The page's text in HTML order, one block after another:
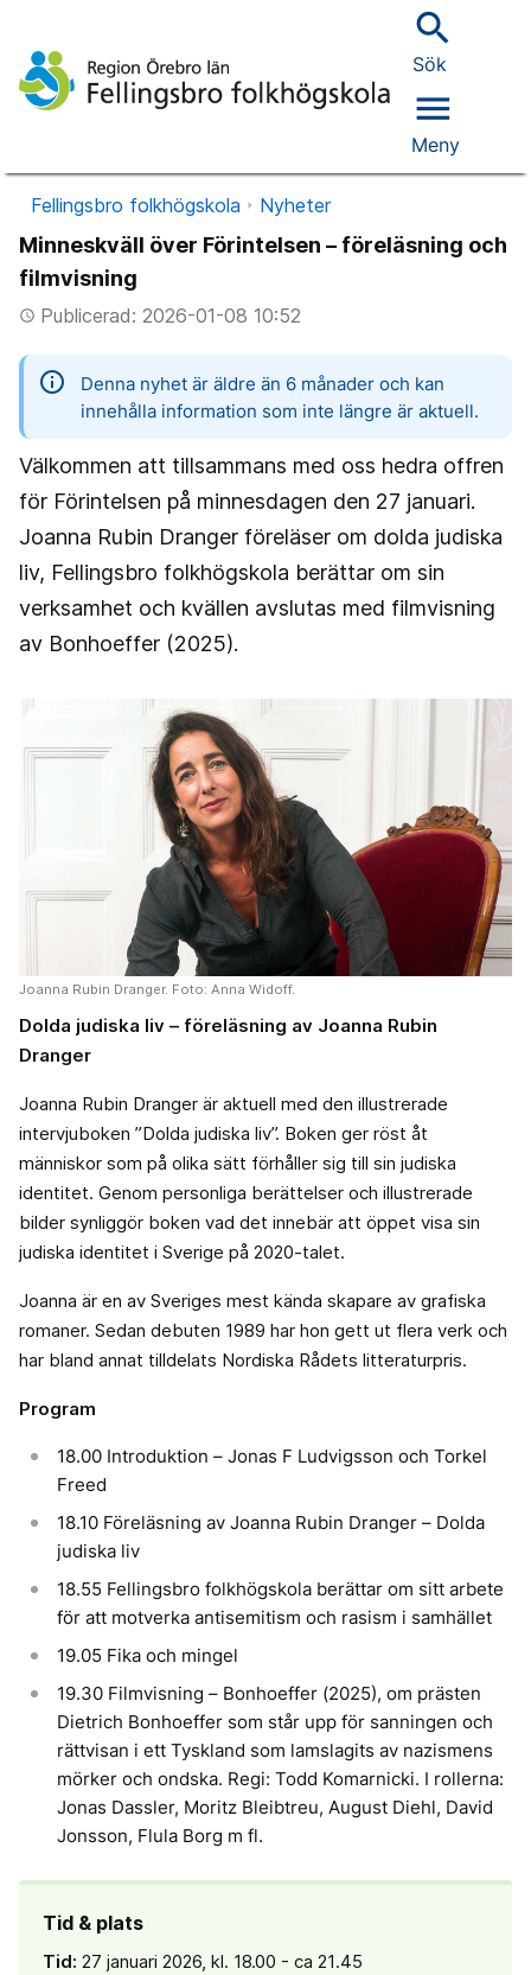
search
Sök
menu
Meny
Fellingsbro folkhögskola Nyheter
Minneskväll över Förintelsen – föreläsning och
filmvisning
access_timePublicerad: 2026-01-08 10:52
information
Denna nyhet är äldre än 6 månader och kan
innehålla information som inte längre är aktuell.
Välkommen att tillsammans med oss hedra offren
för Förintelsen på minnesdagen den 27 januari.
Joanna Rubin Dranger föreläser om dolda judiska
liv, Fellingsbro folkhögskola berättar om sin
verksamhet och kvällen avslutas med filmvisning
av Bonhoeffer (2025).
Joanna Rubin Dranger. Foto: Anna Widoff.
Dolda judiska liv – föreläsning av Joanna Rubin
Dranger
Joanna Rubin Dranger är aktuell med den illustrerade
intervjuboken ”Dolda judiska liv”. Boken ger röst åt
människor som på olika sätt förhåller sig till sin judiska
identitet. Genom personliga berättelser och illustrerade
bilder synliggör boken vad det innebär att öppet visa sin
judiska identitet i Sverige på 2020-talet.
Joanna är en av Sveriges mest kända skapare av grafiska
romaner. Sedan debuten 1989 har hon gett ut flera verk och
har bland annat tilldelats Nordiska Rådets litteraturpris.
Program
18.00 Introduktion – Jonas F Ludvigsson och Torkel
Freed
18.10 Föreläsning av Joanna Rubin Dranger – Dolda
judiska liv
18.55 Fellingsbro folkhögskola berättar om sitt arbete
för att motverka antisemitism och rasism i samhället
19.05 Fika och mingel
19.30 Filmvisning – Bonhoeffer (2025), om prästen
Dietrich Bonhoeffer som står upp för sanningen och
rättvisan i ett Tyskland som lamslagits av nazismens
mörker och ondska. Regi: Todd Komarnicki. I rollerna:
Jonas Dassler, Moritz Bleibtreu, August Diehl, David
Jonsson, Flula Borg m fl.
Tid & plats
Tid: 27 januari 2026, kl. 18.00 - ca 21.45